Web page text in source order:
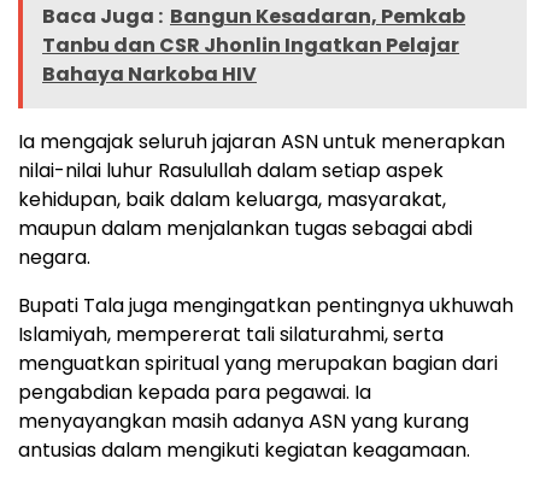
Baca Juga : Bangun Kesadaran, Pemkab
Tanbu dan CSR Jhonlin Ingatkan Pelajar
Bahaya Narkoba HIV
Ia mengajak seluruh jajaran ASN untuk menerapkan
nilai-nilai luhur Rasulullah dalam setiap aspek
kehidupan, baik dalam keluarga, masyarakat,
maupun dalam menjalankan tugas sebagai abdi
negara.
Bupati Tala juga mengingatkan pentingnya ukhuwah
Islamiyah, mempererat tali silaturahmi, serta
menguatkan spiritual yang merupakan bagian dari
pengabdian kepada para pegawai. Ia
menyayangkan masih adanya ASN yang kurang
antusias dalam mengikuti kegiatan keagamaan.